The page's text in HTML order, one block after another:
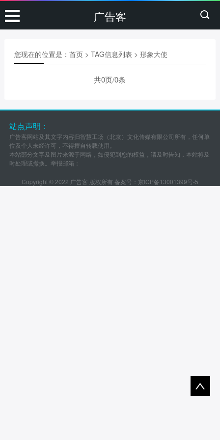
广告客
您现在的位置是： 首页> TAG信息列表 > 形象大使
共0页/0条
站点声明：
广告客网站及其文字内容归智慧工场（北京）文化传媒有限公司所有，任何单
位及个人未经许可，不得擅自转载使用。
本站部分文字及图片来源于网络，如侵犯到您的权益，请及时告知，本站将及
时处理或撤换。举报邮箱：
Copyright © 2022 广告客 版权所有 备案号： 京ICP备13001399号-5